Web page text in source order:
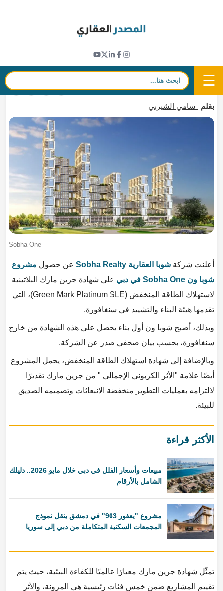
☰ بحث:
مشروع "شوبا ون" في دبي يحصل على شهادة
جرين مارك البلاتينية لاستهلاك الطاقة المنخفض
15 فبراير 2025 - 20:31 f
𝕏
in
بقلم سامي الشيربي
Sobha One
أعلنت شركة شوبا العقارية Sobha Realty عن حصول مشروع
شوبا ون Sobha One في دبي
على شهادة جرين مارك البلاتينية
لاستهلاك الطاقة المنخفض (Green Mark Platinum SLE)، التي
تقدمها هيئة البناء والتشييد في سنغافورة.
وبذلك، أصبح شوبا ون أول بناء يحصل على هذه الشهادة من خارج
سنغافورة، بحسب بيان صحفي صدر عن الشركة.
وبالإضافة إلى شهادة استهلاك الطاقة المنخفض، يحمل المشروع
أيضًا علامة "الأثر الكربوني الإجمالي " من جرين مارك تقديرًا
لالتزامه بعمليات التطوير منخفضة الانبعاثات وتصميمه الصديق
للبيئة.
الأكثر قراءة
مبيعات وأسعار الفلل في دبي خلال مايو 2026.. دليلك
الشامل بالأرقام
مشروع "يعفور 963" في دمشق ينقل نموذج
المجمعات السكنية المتكاملة من دبي إلى سوريا
تمثّل شهادة جرين مارك معيارًا عالميًا للكفاءة البيئية، حيث يتم
تقييم المشاريع ضمن خمس فئات رئيسية هي المرونة، والأثر